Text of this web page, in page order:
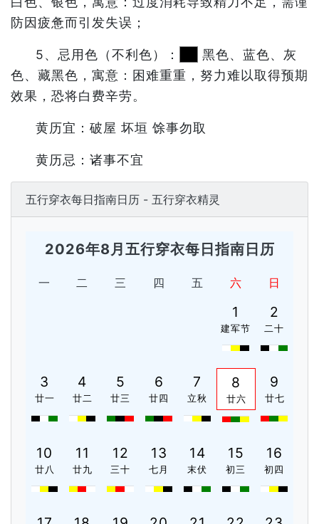
防因疲惫而引发失误；
5、忌用色（不利色）：
黑色、蓝色、灰
色、藏黑色，寓意：困难重重，努力难以取得预期
效果，恐将白费辛劳。
黄历宜：破屋 坏垣 馀事勿取
黄历忌：诸事不宜
五行穿衣每日指南日历 - 五行穿衣精灵
2026年8月五行穿衣每日指南日历
一 二 三 四 五 六 日
1
建军节
2
二十
3
廿一
4
廿二
5
廿三
6
廿四
7
立秋
8
廿六
9
廿七
10
廿八
11
廿九
12
三十
13
七月
14
末伏
15
初三
16
初四